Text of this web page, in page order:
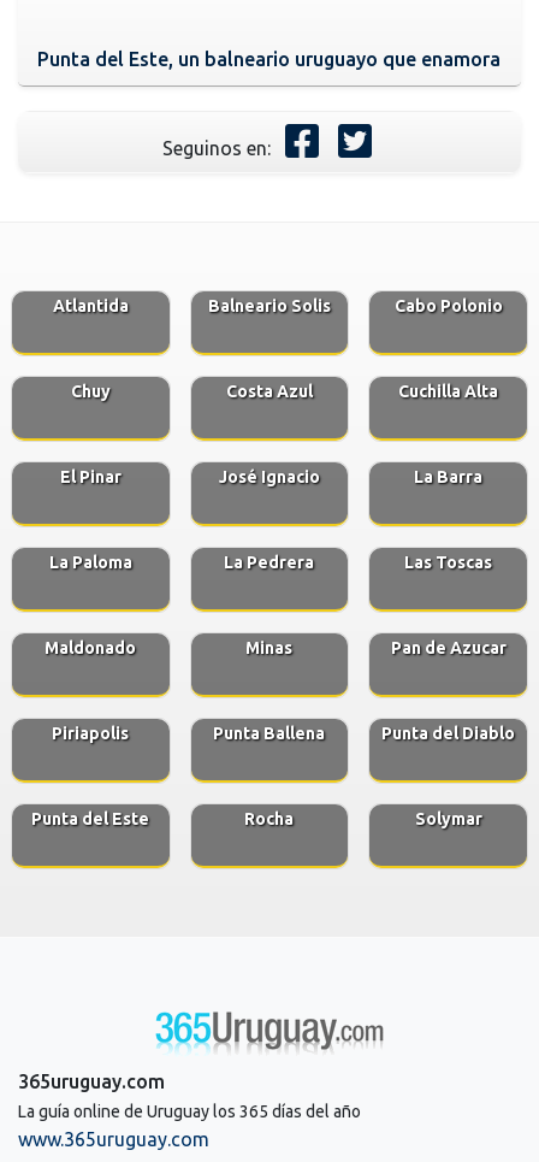
Punta del Este, un balneario uruguayo que enamora
Seguinos en:
Atlantida Balneario Solis Cabo Polonio
Chuy Costa Azul Cuchilla Alta
El Pinar José Ignacio La Barra
La Paloma La Pedrera Las Toscas
Maldonado Minas Pan de Azucar
Piriapolis Punta Ballena Punta del Diablo
Punta del Este Rocha Solymar
365uruguay.com
La guía online de Uruguay los 365 días del año
www.365uruguay.com